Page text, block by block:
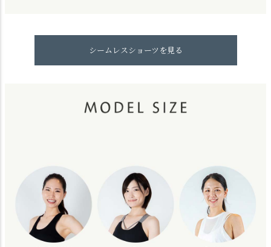
シームレスショーツを見る